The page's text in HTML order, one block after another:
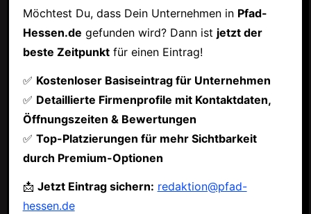
Möchtest Du, dass Dein Unternehmen in Pfad-
Hessen.de gefunden wird? Dann ist jetzt der
beste Zeitpunktfür einen Eintrag!
✅ Kostenloser Basiseintrag für Unternehmen
✅ Detaillierte Firmenprofile mit Kontaktdaten,
Öffnungszeiten & Bewertungen
✅ Top-Platzierungen für mehr Sichtbarkeit
durch Premium-Optionen
📩 Jetzt Eintrag sichern: redaktion@pfad-
hessen.de